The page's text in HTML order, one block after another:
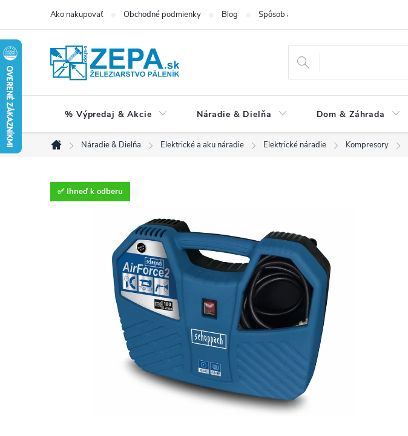
obsah
Ako nakupovať Obchodné podmienky Blog Spôsob a cena dopravy
% Výpredaj & Akcie Náradie & Dielňa Dom & Záhrada
Domov
Náradie & Dielňa Elektrické a aku náradie Elektrické náradie Kompresory
✅ Ihneď k odberu